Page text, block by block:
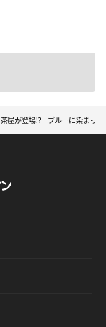
屋が登場!? ブルーに染まっ